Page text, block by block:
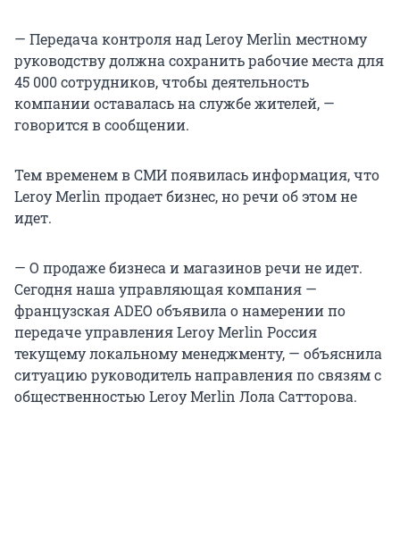
— Передача контроля над Leroy Merlin местному
руководству должна сохранить рабочие места для
45 000 сотрудников, чтобы деятельность
компании оставалась на службе жителей, —
говорится в сообщении.
Тем временем в СМИ появилась информация, что
Leroy Merlin продает бизнес, но речи об этом не
идет.
— О продаже бизнеса и магазинов речи не идет.
Сегодня наша управляющая компания —
французская ADEO объявила о намерении по
передаче управления Leroy Merlin Россия
текущему локальному менеджменту, — объяснила
ситуацию руководитель направления по связям с
общественностью Leroy Merlin Лола Сатторова.